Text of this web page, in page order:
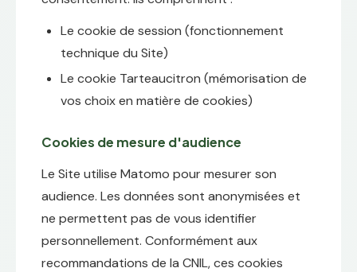
Le cookie de session (fonctionnement
technique du Site)
Le cookie Tarteaucitron (mémorisation de
vos choix en matière de cookies)
Cookies de mesure d'audience
Le Site utilise Matomo pour mesurer son
audience. Les données sont anonymisées et
ne permettent pas de vous identifier
personnellement. Conformément aux
recommandations de la CNIL, ces cookies